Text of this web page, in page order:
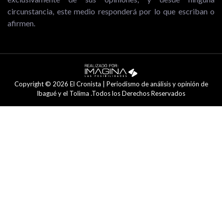
circunstancia, este medio responderá por lo que escriban o
afirmen.
Copyright © 2026 El Cronista | Periodismo de análisis y opinión de
Ibagué y el Tolima .Todos los Derechos Reservados